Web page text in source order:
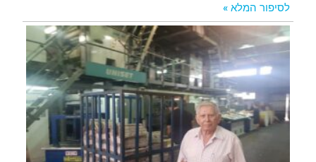
לסיפור המלא »